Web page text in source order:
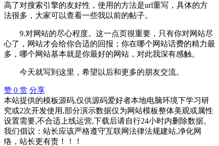
高了对搜索引擎的友好性，使用的方法是url重写，具体的方
法很多，大家可以查看一些我以前的帖子。
9.对网站的尽心程度。这一点页很重要，只有你对网站尽
心了，网站才会给你合适的回报；你在哪个网站话费的精力最
多，哪个网站基本就是你最好的网站，对此我深有感触。
今天就写到这里，希望以后和更多的朋友交流。
赞 0 赏 分享
本站提供的模板源码,仅供源码爱好者本地电脑环境下学习研
究或2次开发使用,部分演示数据仅为网站模板整体美观或属性
设置需要,不合适上线运营,下载后请自行24小时内删除数据。
我们倡议：站长应该严格遵守互联网法律法规建站,净化网
络，站长更有责！！！